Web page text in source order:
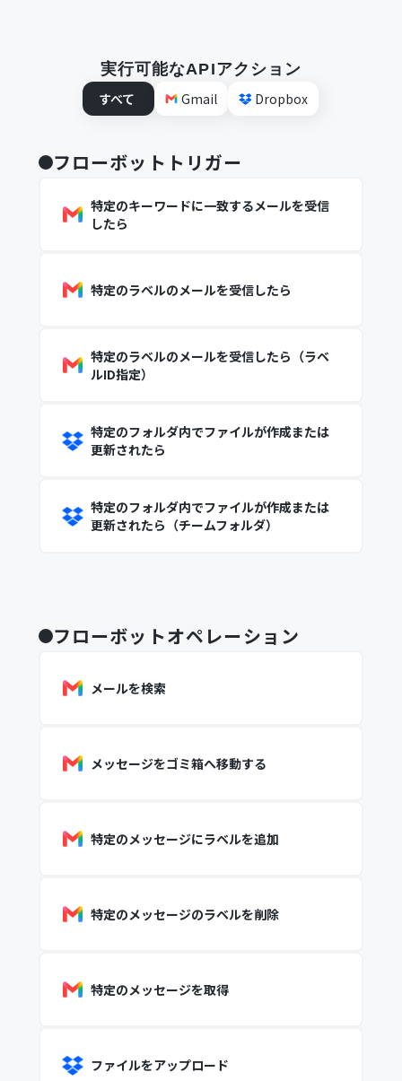
実行可能なAPIアクション
すべて
Gmail Dropbox
フローボットトリガー
特定のキーワードに一致するメールを受信
したら
特定のラベルのメールを受信したら
特定のラベルのメールを受信したら（ラベ
ルID指定）
特定のフォルダ内でファイルが作成または
更新されたら
特定のフォルダ内でファイルが作成または
更新されたら（チームフォルダ）
フローボットオペレーション
メールを検索
メッセージをゴミ箱へ移動する
特定のメッセージにラベルを追加
特定のメッセージのラベルを削除
特定のメッセージを取得
ファイルをアップロード